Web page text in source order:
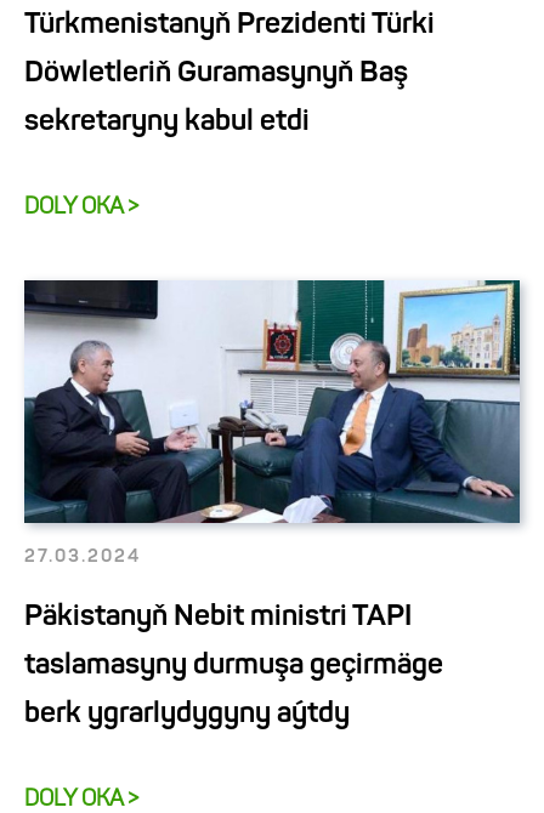
Türkmenistanyň Prezidenti Türki
Döwletleriň Guramasynyň Baş
sekretaryny kabul etdi
DOLY OKA >
27.03.2024
Päkistanyň Nebit ministri TAPI
taslamasyny durmuşa geçirmäge
berk ygrarlydygyny aýtdy
DOLY OKA >